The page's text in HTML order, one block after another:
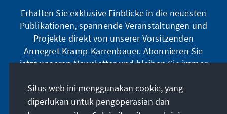
Erhalten Sie exklusive Einblicke in die neuesten
Publikationen, spannende Veranstaltungen und
Projekte direkt von unserer Vorsitzenden
Annegret Kramp-Karrenbauer. Abonnieren Sie
jetzt unseren Newsletter und bleiben Sie immer
Jetzt abonnieren
Situs web ini menggunakan cookie, yang
diperlukan untuk pengoperasian dan